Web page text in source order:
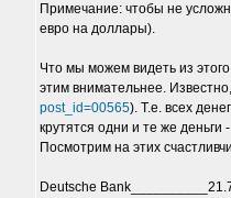
Примечание: чтобы не
евро на доллары).
Что мы можем видеть из
этим внимательнее.
post_id=00565). Т.е. всех
крутятся одни и те же деньги
Посмотрим на этих
Deutsche